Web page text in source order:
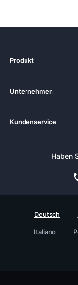
Produkt
Preise
Lösungen
Integrationen
Unternehmen
Zenkit in der Presse
Enterprise
Partner finden
Kundenservice
Wissensdatenbank
Haben
Deutsch
Italiano